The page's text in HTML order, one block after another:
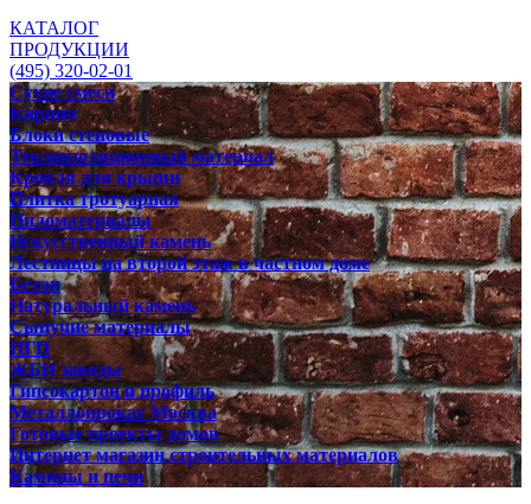
КАТАЛОГ
ПРОДУКЦИИ
(495) 320-02-01
Сухие смеси
Кирпич
Блоки стеновые
Теплоизоляционный материал
Кровля для крыши
Плитка тротуарная
Пиломатериалы
Искусственный камень
Лестницы на второй этаж в частном доме
Бетон
Натуральный камень
Сыпучие материалы
ПГП
ЖБИ заводы
Гипсокартон и профиль
Металлопрокат Москва
Готовые проекты домов
Интернет магазин строительных материалов
Камины и печи